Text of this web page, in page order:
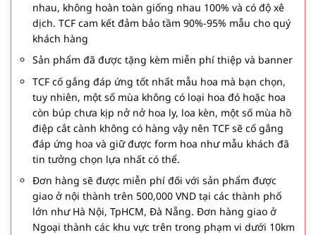
nhau, không hoàn toàn giống nhau 100% và có độ xê
dịch. TCF cam kết đảm bảo tầm 90%-95% mẫu cho quý
khách hàng
Sản phẩm đã được tặng kèm miễn phí thiệp và banner
TCF cố gắng đáp ứng tốt nhất mẫu hoa mà bạn chọn,
tuy nhiên, một số mùa không có loại hoa đó hoặc hoa
còn búp chưa kịp nở nở hoa ly, loa kèn, một số mùa hồ
điệp cắt cành không có hàng vậy nên TCF sẽ cố gắng
đáp ứng hoa và giữ được form hoa như mẫu khách đã
tin tưởng chọn lựa nhất có thể.
Đơn hàng sẽ được miễn phí đối với sản phẩm được
giao ở nội thành trên 500,000 VND tại các thành phố
lớn như Hà Nội, TpHCM, Đà Nẵng. Đơn hàng giao ở
Ngoại thành các khu vực trên trong phạm vi dưới 10km